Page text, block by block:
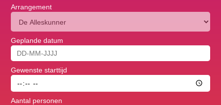
Arrangement
Geplande datum
Gewenste starttijd
Aantal personen